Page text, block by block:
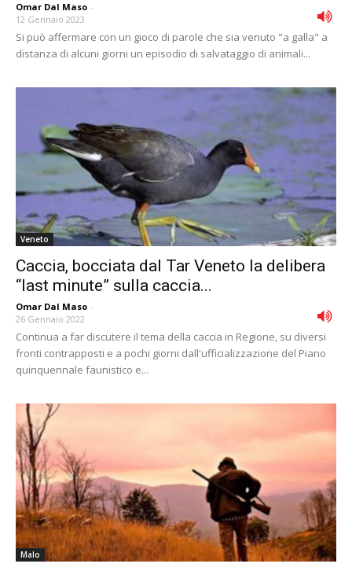
Omar Dal Maso -
12 Gennaio 2023
Si può affermare con un gioco di parole che sia venuto "a galla" a
distanza di alcuni giorni un episodio di salvataggio di animali...
Veneto
Caccia, bocciata dal Tar Veneto la delibera
“last minute” sulla caccia...
Omar Dal Maso -
26 Gennaio 2022
Continua a far discutere il tema della caccia in Regione, su diversi
fronti contrapposti e a pochi giorni dall'ufficializzazione del Piano
quinquennale faunistico e...
Malo